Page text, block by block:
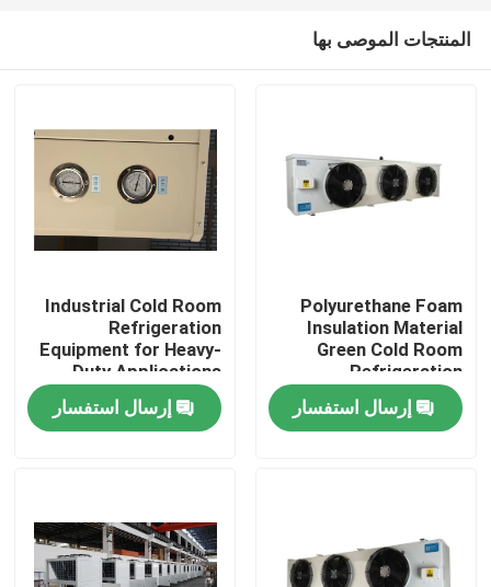
الصفحة الرئيسية
معلومات عنا
المنتجات الموصى بها
Polyurethane Foam
Insulation Material
Green Cold Room
Refrigeration
Equipment for Heavy-
Duty Applications
إرسال استفسار
Industrial Cold Room
Refrigeration
Equipment for Heavy-
Duty Applications
220V/380V Voltage
Climate Type/
إرسال استفسار